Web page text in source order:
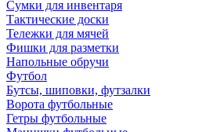
Сумки для инвентаря
Тактические доски
Тележки для мячей
Фишки для разметки
Напольные обручи
Футбол
Бутсы, шиповки, футзалки
Ворота футбольные
Гетры футбольные